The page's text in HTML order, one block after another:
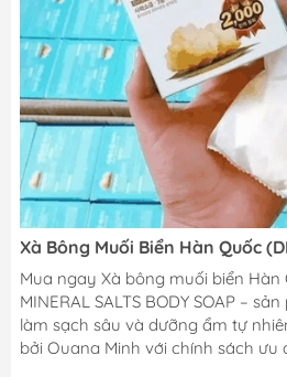
Xà Bông Muối Biển Hàn Quốc
SALTS BODY SOAP) - Bí Quyết
Mua ngay Xà bông muối biển Hàn
MINERAL SALTS BODY SOAP –
làm sạch sâu và dưỡng ẩm tự
bởi Quang Minh với chính sách ưu